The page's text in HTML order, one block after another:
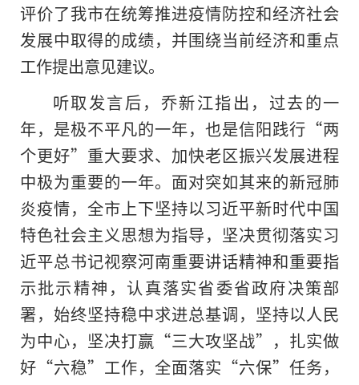
评价了我市在统筹推进疫情防控和经济社会
发展中取得的成绩，并围绕当前经济和重点
工作提出意见建议。
听取发言后，乔新江指出，过去的一
年，是极不平凡的一年，也是信阳践行“两
个更好”重大要求、加快老区振兴发展进程
中极为重要的一年。面对突如其来的新冠肺
炎疫情，全市上下坚持以习近平新时代中国
特色社会主义思想为指导，坚决贯彻落实习
近平总书记视察河南重要讲话精神和重要指
示批示精神，认真落实省委省政府决策部
署，始终坚持稳中求进总基调，坚持以人民
为中心，坚决打赢“三大攻坚战”，扎实做
好“六稳”工作，全面落实“六保”任务，